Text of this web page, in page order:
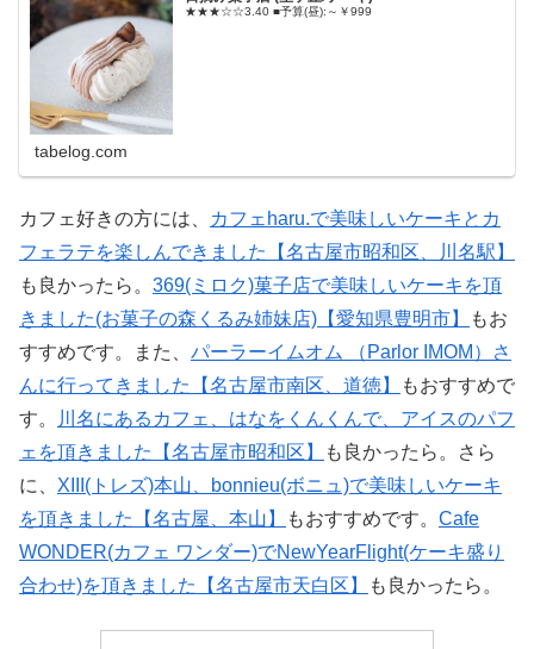
★★★☆☆3.40 ■予算(昼):～￥999
tabelog.com
カフェ好きの方には、
カフェharu.で美味しいケーキとカ
フェラテを楽しんできました【名古屋市昭和区、川名駅】
も良かったら。 369(ミロク)菓子店で美味しいケーキを頂
きました(お菓子の森くるみ姉妹店)【愛知県豊明市】
もお
すすめです。また、 パーラーイムオム （Parlor IMOM）さ
んに行ってきました【名古屋市南区、道徳】
もおすすめで
す。
川名にあるカフェ、はなをくんくんで、アイスのパフ
ェを頂きました【名古屋市昭和区】
も良かったら。さら
に、 XIII(トレズ)本山、bonnieu(ボニュ)で美味しいケーキ
を頂きました【名古屋、本山】
もおすすめです。 Cafe
WONDER(カフェ ワンダー)でNewYearFlight(ケーキ盛り
合わせ)を頂きました【名古屋市天白区】
も良かったら。